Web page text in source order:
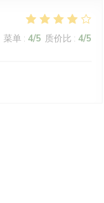
菜单 : 4/5 质价比 : 4/5